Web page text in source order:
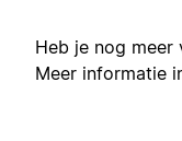
Heb je nog meer
Meer informatie